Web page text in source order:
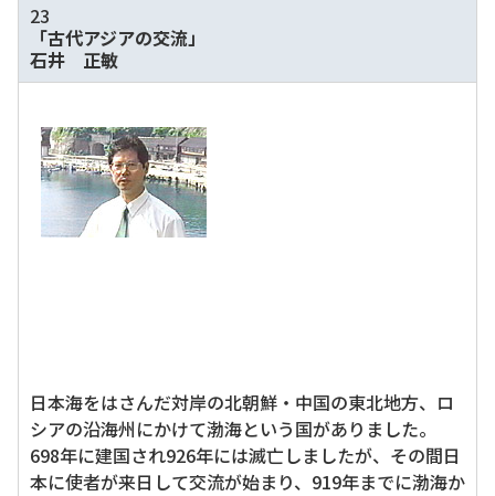
23
「古代アジアの交流」
石井 正敏
日本海をはさんだ対岸の北朝鮮・中国の東北地方、ロ
シアの沿海州にかけて渤海という国がありました。
698年に建国され926年には滅亡しましたが、その間日
本に使者が来日して交流が始まり、919年までに渤海か